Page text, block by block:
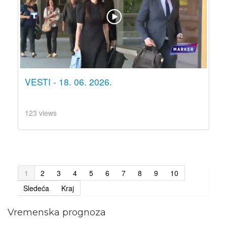
VESTI - 18. 06. 2026.
123 views
1 2 3 4 5 6 7 8 9
10
Sledeća
Kraj
Vremenska prognoza